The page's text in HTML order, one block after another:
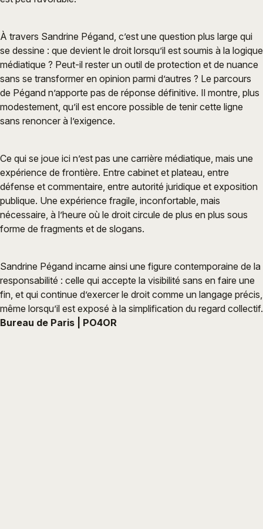
À travers Sandrine Pégand, c’est une question plus large qui
se dessine : que devient le droit lorsqu’il est soumis à la logique
médiatique ? Peut-il rester un outil de protection et de nuance
sans se transformer en opinion parmi d’autres ? Le parcours
de Pégand n’apporte pas de réponse définitive. Il montre, plus
modestement, qu’il est encore possible de tenir cette ligne
sans renoncer à l’exigence.
Ce qui se joue ici n’est pas une carrière médiatique, mais une
expérience de frontière. Entre cabinet et plateau, entre
défense et commentaire, entre autorité juridique et exposition
publique. Une expérience fragile, inconfortable, mais
nécessaire, à l’heure où le droit circule de plus en plus sous
forme de fragments et de slogans.
Sandrine Pégand incarne ainsi une figure contemporaine de la
responsabilité : celle qui accepte la visibilité sans en faire une
fin, et qui continue d’exercer le droit comme un langage précis,
même lorsqu’il est exposé à la simplification du regard collectif.
Bureau de Paris | PO4OR